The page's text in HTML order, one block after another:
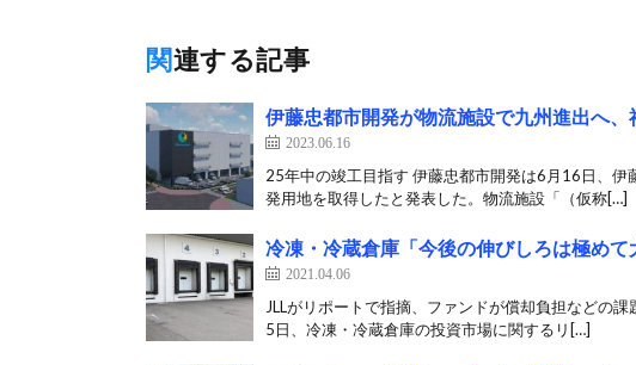
関連する記事
伊藤忠都市開発が物流施設で九州進出へ
2023.06.16
25年中の竣工目指す 伊藤忠都市開発は6月16日、
発用地を取得したと発表した。物流施設「（仮称[…]
冷凍・冷蔵倉庫「今後の伸びしろは極めて
2021.04.06
JLLがリポートで指摘、ファンドが償却負担などの
5日、冷凍・冷蔵倉庫の投資市場に関するリ[…]